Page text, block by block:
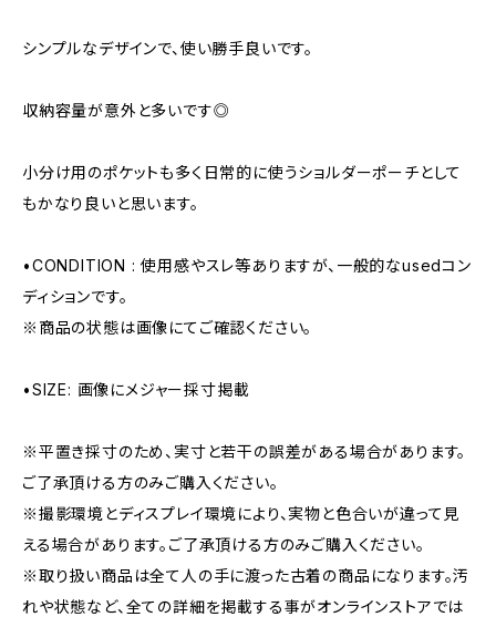
シンプルなデザインで、使い勝手良いです。
収納容量が意外と多いです◎
小分け用のポケットも多く日常的に使うショルダーポーチとして
もかなり良いと思います。
•CONDITION : 使用感やスレ等ありますが、一般的なusedコン
ディションです。
※商品の状態は画像にてご確認ください。
•SIZE: 画像にメジャー採寸掲載
※平置き採寸のため、実寸と若干の誤差がある場合があります。
ご了承頂ける方のみご購入ください。
※撮影環境とディスプレイ環境により、実物と色合いが違って見
える場合があります。ご了承頂ける方のみご購入ください。
※取り扱い商品は全て人の手に渡った古着の商品になります。汚
れや状態など、全ての詳細を掲載する事がオンラインストアでは